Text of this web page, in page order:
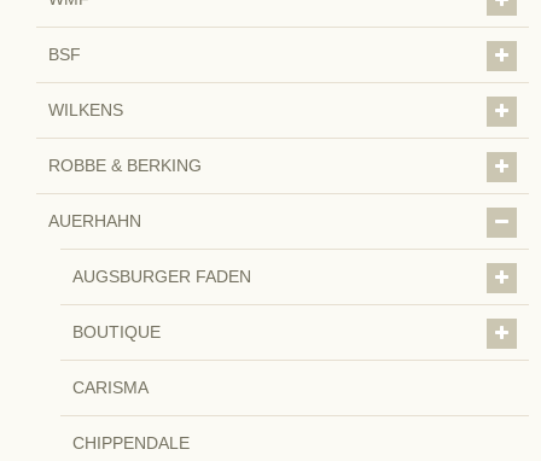
BSF
WILKENS
ROBBE & BERKING
AUERHAHN
AUGSBURGER FADEN
BOUTIQUE
CARISMA
CHIPPENDALE